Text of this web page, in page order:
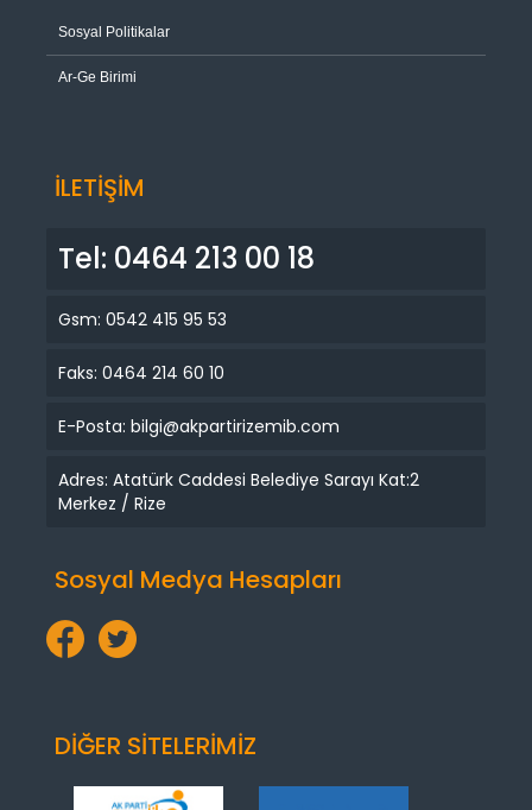
Sosyal Politikalar
Ar-Ge Birimi
İLETİŞİM
Tel: 0464 213 00 18
Gsm: 0542 415 95 53
Faks: 0464 214 60 10
E-Posta: bilgi@akpartirizemib.com
Adres: Atatürk Caddesi Belediye Sarayı Kat:2
Merkez / Rize
Sosyal Medya Hesapları
DİĞER SİTELERİMİZ